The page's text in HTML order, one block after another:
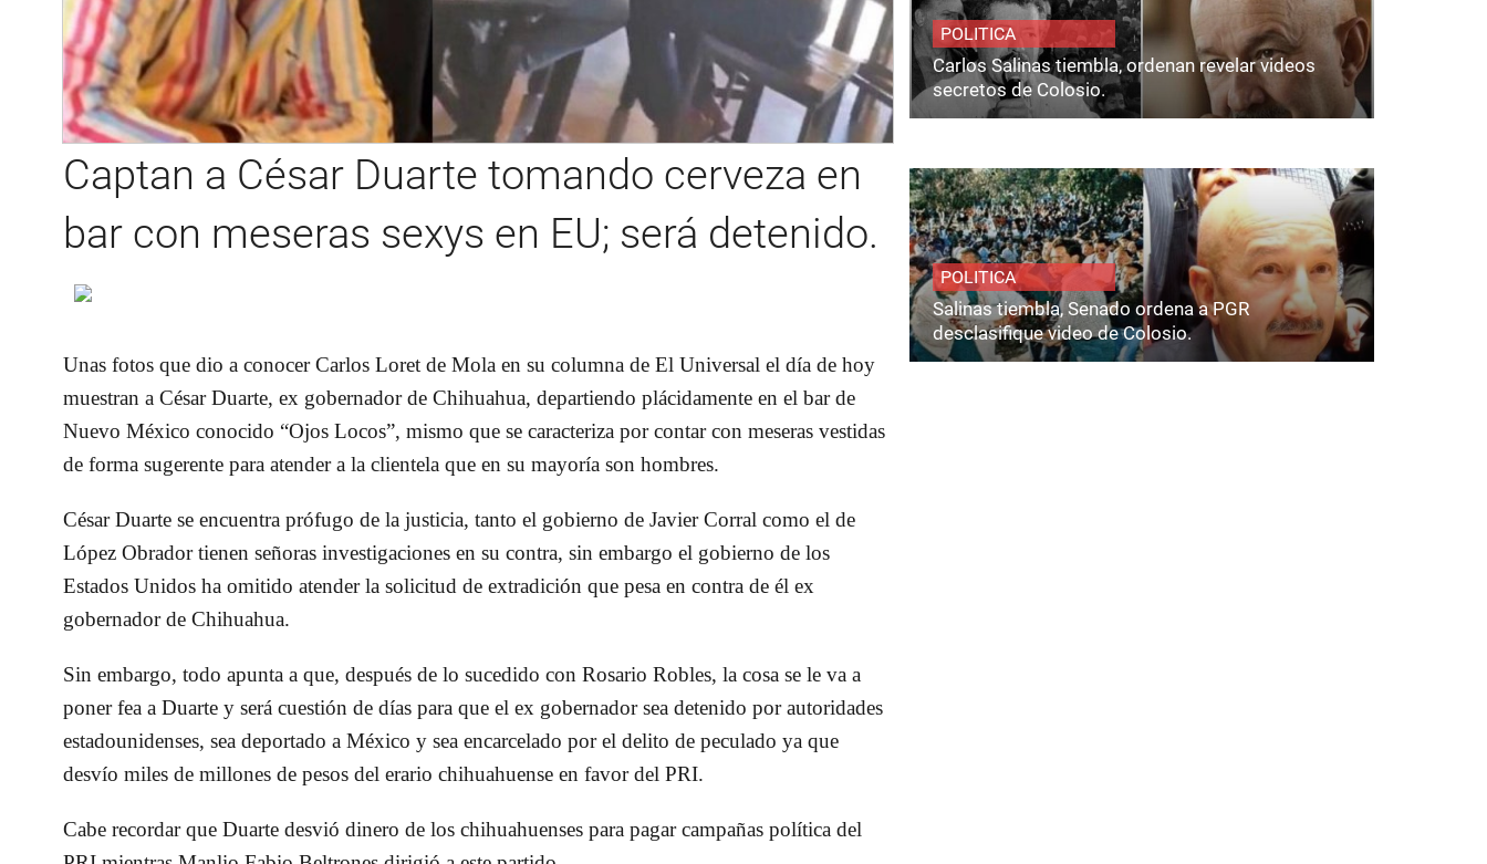
Captan a César Duarte tomando cerveza en
bar con meseras sexys en EU; será detenido.
Unas fotos que dio a conocer Carlos Loret de Mola en su columna de El Universal el día de hoy
muestran a César Duarte, ex gobernador de Chihuahua, departiendo plácidamente en el bar de
Nuevo México conocido “Ojos Locos”, mismo que se caracteriza por contar con meseras vestidas
de forma sugerente para atender a la clientela que en su mayoría son hombres.
César Duarte se encuentra prófugo de la justicia, tanto el gobierno de Javier Corral como el de
López Obrador tienen señoras investigaciones en su contra, sin embargo el gobierno de los
Estados Unidos ha omitido atender la solicitud de extradición que pesa en contra de él ex
gobernador de Chihuahua.
Sin embargo, todo apunta a que, después de lo sucedido con Rosario Robles, la cosa se le va a
poner fea a Duarte y será cuestión de días para que el ex gobernador sea detenido por autoridades
estadounidenses, sea deportado a México y sea encarcelado por el delito de peculado ya que
desvío miles de millones de pesos del erario chihuahuense en favor del PRI.
Cabe recordar que Duarte desvió dinero de los chihuahuenses para pagar campañas política del
POLITICA
Carlos Salinas tiembla, ordenan revelar videos
secretos de Colosio.
POLITICA
Salinas tiembla, Senado ordena a PGR
desclasifique video de Colosio.